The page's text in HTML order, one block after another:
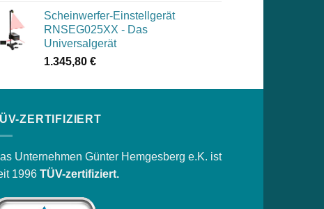
Scheinwerfer-Einstellgerät
RNSEG025XX - Das
Universalgerät
1.345,80 €
ZERTIFIZIERT
Unternehmen Günter Hemgesberg e.K. ist
1996 TÜV-zertifiziert.